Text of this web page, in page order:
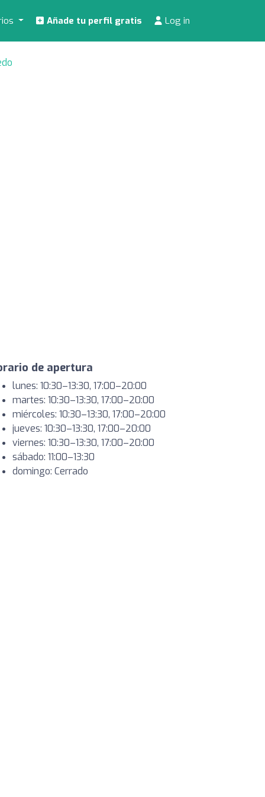
Añade tu perfil gratis Log in
de apertura
lunes: 10:30–13:30, 17:00–20:00
martes: 10:30–13:30, 17:00–20:00
miércoles: 10:30–13:30, 17:00–20:00
jueves: 10:30–13:30, 17:00–20:00
viernes: 10:30–13:30, 17:00–20:00
sábado: 11:00–13:30
domingo: Cerrado